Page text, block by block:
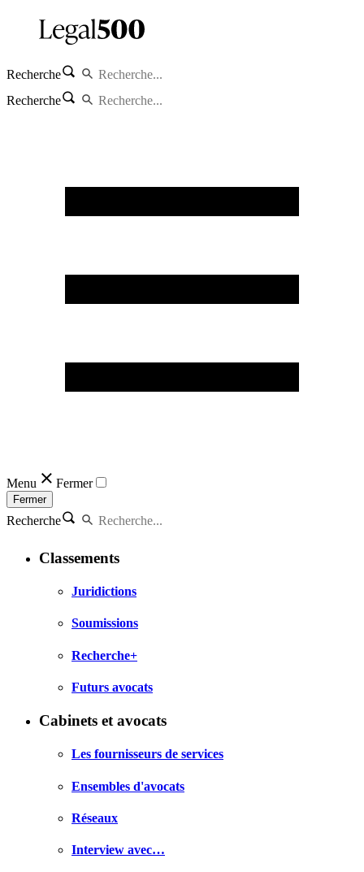
Recherche
Recherche
Menu Fermer
Fermer
Recherche
Classements
Juridictions
Soumissions
Recherche+
Futurs avocats
Cabinets et avocats
Les fournisseurs de services
Ensembles d'avocats
Réseaux
Interview avec…